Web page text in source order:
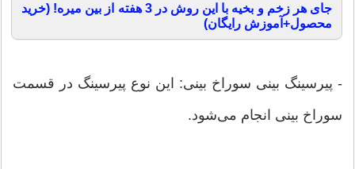
جای هر زخم و بخیه با این روش در 3 هفته از بین میره! (خرید
محصول+آموزش رایگان)
- پیرسینگ بینی سوراخ بینی: این نوع پیرسینگ در قسمت
سوراخ بینی انجام می‌شود.